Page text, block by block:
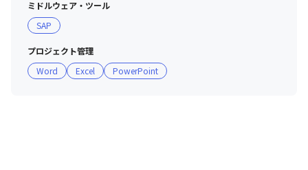
ミドルウェア・ツール
SAP
プロジェクト管理
Word
Excel PowerPoint